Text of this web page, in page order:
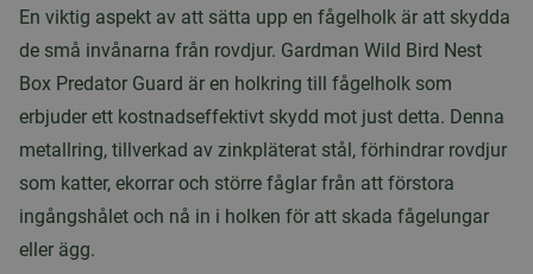
En viktig aspekt av att sätta upp en fågelholk är att skydda
de små invånarna från rovdjur. Gardman Wild Bird Nest
Box Predator Guard är en holkring till fågelholk som
erbjuder ett kostnadseffektivt skydd mot just detta. Denna
metallring, tillverkad av zinkpläterat stål, förhindrar rovdjur
som katter, ekorrar och större fåglar från att förstora
ingångshålet och nå in i holken för att skada fågelungar
eller ägg.